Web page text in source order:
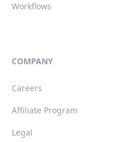
Workflows
COMPANY
Careers
Affiliate Program
Legal